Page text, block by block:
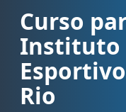
Curso para concurso
Curso
Instituto
Rio